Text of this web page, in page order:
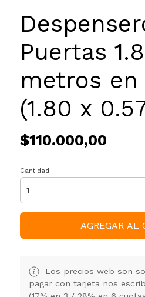
Puertas
metros en
(1.80 x
$110.000,00
Cantidad
AGREGAR AL
Los precios web son
pagar con tarjeta nos